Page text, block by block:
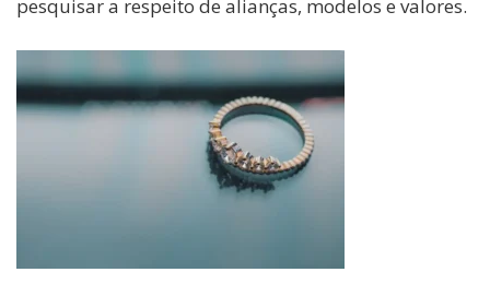
pesquisar a respeito de alianças, modelos e valores.